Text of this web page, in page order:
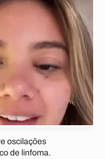
oscilações
de linfoma.